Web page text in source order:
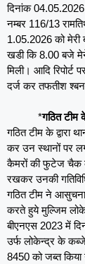
दिनांक 04.05.2026
नम्बर 116/13
1.05.2026 को मेरी
खडी कि 8.00 बजे
मिली। आदि
दर्ज कर तफतीश
*गठित टीम
गठित टीम के द्वारा
कर उन स्थानों पर
कैमरों की फुटेज चैक
रखकर उनकी
गठित टीम ने
करते हुये मुल्जिम
बीएनएस 2023 में
उर्फ लोकेन्द्र के
8450 को जब्त किया